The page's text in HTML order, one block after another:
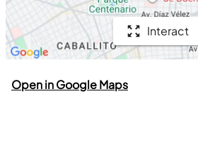
Interact
Open in Google Maps